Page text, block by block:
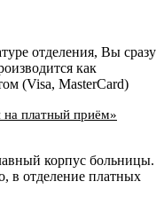
отделения, Вы сразу
как
(Visa, MasterCard)
на платный приём»
корпус больницы.
в отделение платных